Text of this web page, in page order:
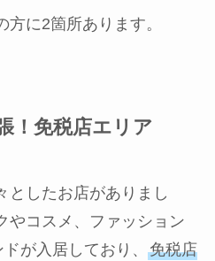
に2箇所あります。
！免税店エリア
としたお店がありまし
やコスメ、ファッション
が入居しており、 免税店